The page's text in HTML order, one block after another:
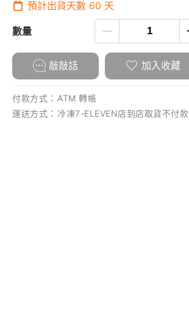
預計出貨天數 60 天
數量
敲敲話 加入收藏
付款方式： ATM 轉帳
運送方式： 冷凍7-ELEVEN店到店取貨不付款